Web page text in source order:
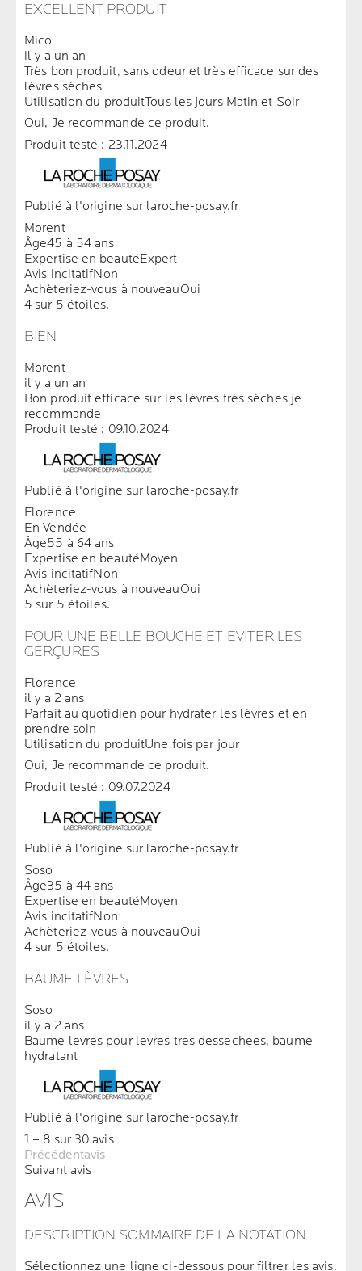
EXCELLENT PRODUIT
Mico
il y a un an
Très bon produit, sans odeur et très efficace sur des
lèvres sèches
Utilisation du produitTous les jours Matin et Soir
Oui, Je recommande ce produit.
Produit testé : 23.11.2024
Publié à l'origine sur laroche-posay.fr
Morent
Âge45 à 54 ans
Expertise en beautéExpert
Avis incitatifNon
Achèteriez-vous à nouveauOui
4 sur 5 étoiles.
BIEN
Morent
il y a un an
Bon produit efficace sur les lèvres très sèches je
recommande
Produit testé : 09.10.2024
Publié à l'origine sur laroche-posay.fr
Florence
En Vendée
Âge55 à 64 ans
Expertise en beautéMoyen
Avis incitatifNon
Achèteriez-vous à nouveauOui
5 sur 5 étoiles.
POUR UNE BELLE BOUCHE ET EVITER LES
GERÇURES
Florence
il y a 2 ans
Parfait au quotidien pour hydrater les lèvres et en
prendre soin
Utilisation du produitUne fois par jour
Oui, Je recommande ce produit.
Produit testé : 09.07.2024
Publié à l'origine sur laroche-posay.fr
Soso
Âge35 à 44 ans
Expertise en beautéMoyen
Avis incitatifNon
Achèteriez-vous à nouveauOui
4 sur 5 étoiles.
BAUME LÈVRES
Soso
il y a 2 ans
Baume levres pour levres tres dessechees, baume
hydratant
Publié à l'origine sur laroche-posay.fr
1 – 8 sur 30 avis
Précédentavis
Suivant avis
AVIS
DESCRIPTION SOMMAIRE DE LA NOTATION
Sélectionnez une ligne ci-dessous pour filtrer les avis.